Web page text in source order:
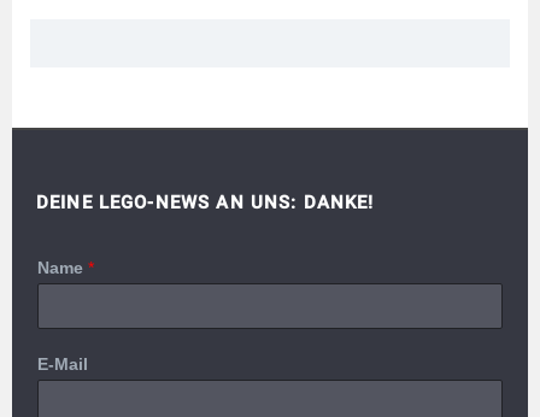
DEINE LEGO-NEWS AN UNS: DANKE!
Name *
E-Mail